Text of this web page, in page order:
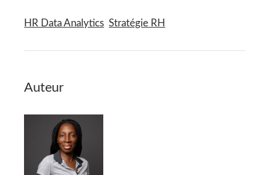
HR Data Analytics Stratégie RH
Auteur